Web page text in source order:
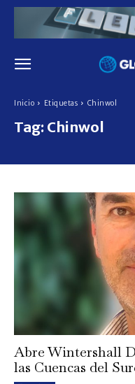
Inicio Etiquetas Chinwol
Tag: Chinwol
Abre Wintershall
las Cuencas del